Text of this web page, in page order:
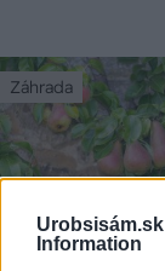
Information
Záhrada